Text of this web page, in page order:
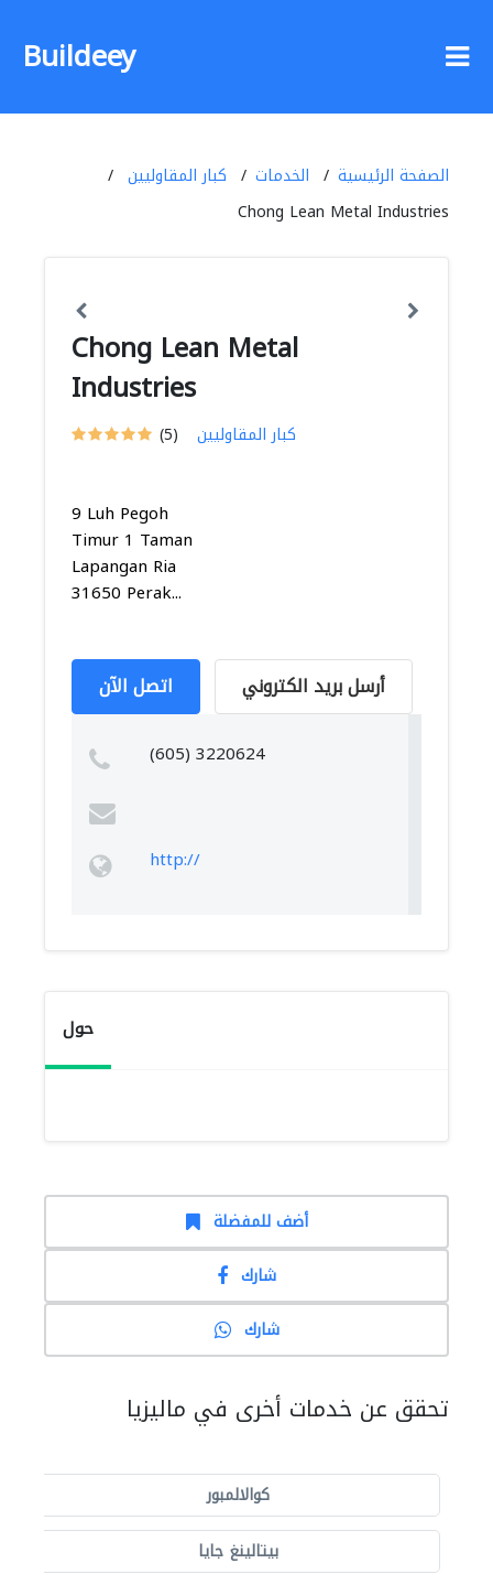
Buildeey
الصفحة الرئيسية الخدمات
كبار المقاوليين
Chong Lean Metal Industries
Chong Lean Metal
Industries
(5) كبار المقاوليين
9 Luh Pegoh
Timur 1 Taman
Lapangan Ria
31650 Perak...
اتصل الآن أرسل بريد الكتروني
(605) 3220624
http://
حول
أضف للمفضلة
شارك
شارك
تحقق عن خدمات أخرى في ماليزيا
كوالالمبور
بيتالينغ جايا